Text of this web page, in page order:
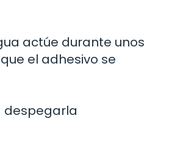
actúe durante unos
el adhesivo se
despegarla